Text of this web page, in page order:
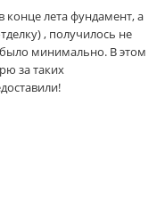
конце лета фундамент, а
, получилось не
минимально. В этом
за таких